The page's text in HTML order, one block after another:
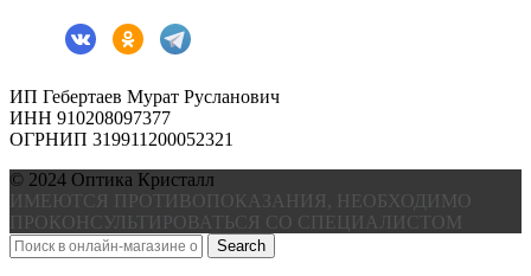
ИП Гебертаев Мурат Русланович
ИНН 910208097377
ОГРНИП 319911200052321
© 2024 Оптика Кристалл
ИМЕЮТСЯ ПРОТИВОПОКАЗАНИЯ, НЕОБХОДИМО
ПРОКОНСУЛЬТИРОВАТЬСЯ СО СПЕЦИАЛИСТОМ
Search